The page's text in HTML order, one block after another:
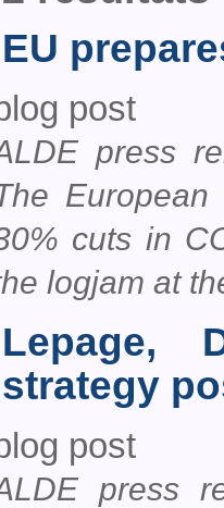
EU
post
press
cuts in
logjam at
Lepage,
strategy
post
press